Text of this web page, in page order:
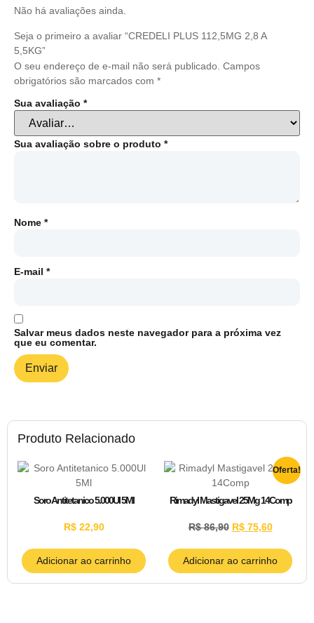
Produto Relacionado
Soro Antitetanico 5.000Ul 5Ml
R$22,90
Adicionar ao carrinho
Oferta!
Rimadyl Mastigavel 25Mg 14Comp
R$86,90 R$75,60
Adicionar ao carrinho
Não há avaliações ainda.
Seja o primeiro a avaliar “CREDELI PLUS 112,5MG 2,8 A
5,5KG”
O seu endereço de e-mail não será publicado. Campos
obrigatórios são marcados com *
Sua avaliação *
Sua avaliação sobre o produto *
Nome *
E-mail *
Salvar meus dados neste navegador para a próxima vez
que eu comentar.